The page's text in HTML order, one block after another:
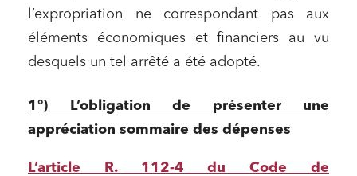
l’expropriation ne correspondant pas aux
éléments économiques et financiers au vu
desquels un tel arrêté a été adopté.
1°) L’obligation de présenter une
appréciation sommaire des dépenses
L’article R. 112-4 du Code de